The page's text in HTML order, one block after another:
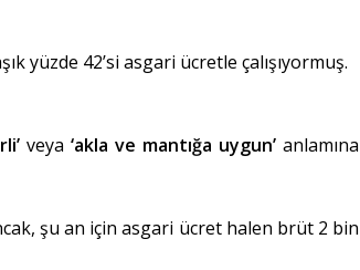
yüzde 42’si asgari ücretle çalışıyormuş.
veya ‘akla ve mantığa uygun’anlamına
şu an için asgari ücret halen brüt 2 bin